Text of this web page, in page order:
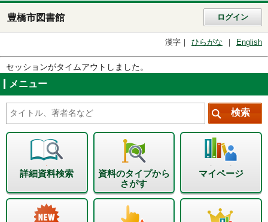
豊橋市図書館 ログイン
漢字 ひらがな English
セッションがタイムアウトしました。
メニュー
詳細資料検索
資料のタイプから
さがす
マイページ